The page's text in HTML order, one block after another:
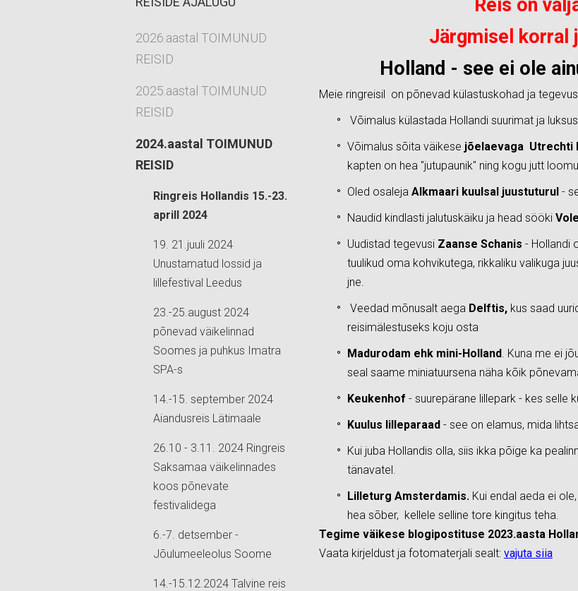
2026.aastal TOIMUNUD
REISID
2025.aastal TOIMUNUD
REISID
2024.aastal TOIMUNUD
REISID
Ringreis Hollandis 15.-23.
aprill 2024
19. 21.juuli 2024
Unustamatud lossid ja
lillefestival Leedus
23.-25.august 2024
põnevad väikelinnad
Soomes ja puhkus Imatra
SPA-s
14.-15. september 2024
Aiandusreis Lätimaale
26.10 - 3.11. 2024 Ringreis
Saksamaa väikelinnades
koos põnevate
festivalidega
6.-7. detsember -
Jõulumeeleolus Soome
14.-15.12.2024 Talvine reis
Reis on
Järgmisel korral
Holland - see ei ole
Meie ringreisil on põnevad külastuskohad ja
Võimalus külastada Hollandi suurimat ja
Võimalus sõita väikese jõelaevaga Utrechti
kapten on hea "jutupaunik" ning kogu jutt
Oled osaleja Alkmaari kuulsal juustuturul -
Naudid kindlasti jalutuskäiku ja head sööki
Uudistad tegevusi Zaanse Schanis - Hollandi
tuulikud oma kohvikutega, rikkaliku valikuga
jne.
Veedad mõnusalt aega Delftis, kus saad
reisimälestuseks koju osta
Madurodam ehk mini-Holland. Kuna me ei
seal saame miniatuursena näha kõik
Keukenhof - suurepärane lillepark - kes selle
Kuulus lilleparaad - see on elamus, mida
Kui juba Hollandis olla, siis ikka põige ka
tänavatel.
Lilleturg Amsterdamis. Kui endal aeda ei
hea sõber, kellele selline tore kingitus teha.
Tegime väikese blogipostituse 2023.aasta
Vaata kirjeldust ja fotomaterjali sealt: vajuta siia